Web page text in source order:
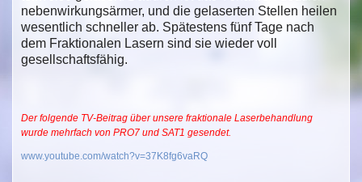
nebenwirkungsärmer, und die gelaserten Stellen heilen
wesentlich schneller ab. Spätestens fünf Tage nach
dem Fraktionalen Lasern sind sie wieder voll
gesellschaftsfähig.
Der folgende TV-Beitrag über unsere fraktionale Laserbehandlung
wurde mehrfach von PRO7 und SAT1 gesendet.
www.youtube.com/watch?v=37K8fg6vaRQ